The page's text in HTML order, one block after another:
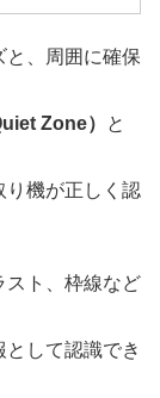
と、周囲に確保
Zone）
と
り機が正しく認
スト、枠線など
して認識でき